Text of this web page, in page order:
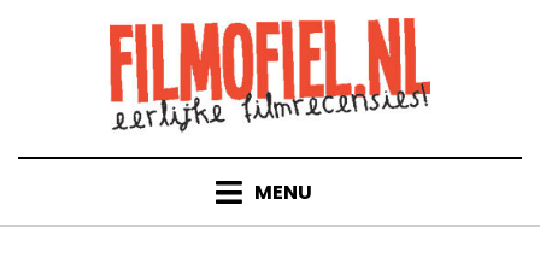
MENU